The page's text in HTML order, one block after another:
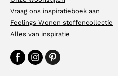
Vraag ons inspiratieboek aan
Feelings Wonen stoffencollectie
Alles van inspiratie